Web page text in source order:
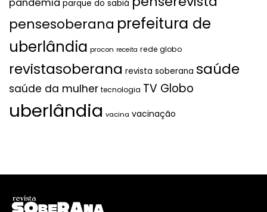
parque do sabiá
pensesoberana prefeitura de
uberlândia procon receita rede globo
revistasoberana revista soberana saúde
saúde da mulher tecnologia TV Globo
uberlândia vacina vacinação